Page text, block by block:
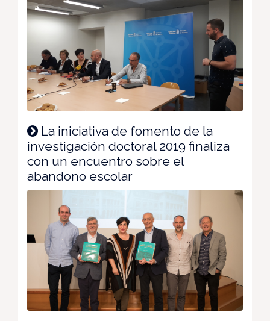
La iniciativa de fomento de la
investigación doctoral 2019 finaliza
con un encuentro sobre el
abandono escolar